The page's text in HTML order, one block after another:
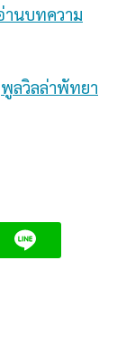
านบทความ
พูลวิลล่าพัทยา